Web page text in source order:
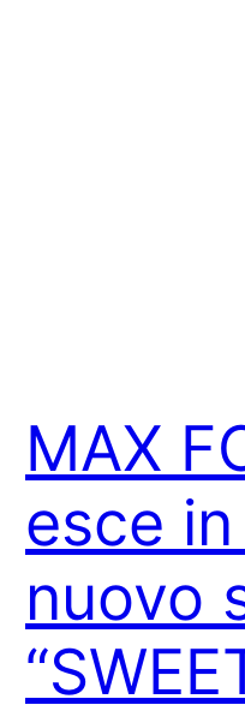
MAX
esce
nuovo